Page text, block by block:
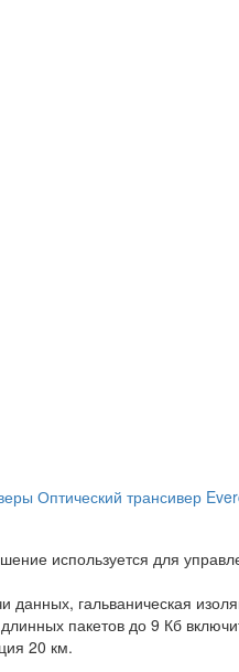
Оптический трансивер
используется для
данных, гальваническая
пакетов до 9 Кб
20 км.